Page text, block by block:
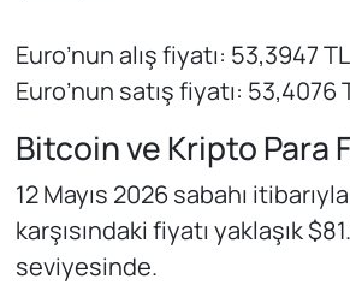
Euro’nun alış fiyatı: 53,3947 TL
Euro’nun satış fiyatı: 53,4076
Bitcoin ve Kripto Para
12 Mayıs 2026 sabahı
karşısındaki fiyatı yaklaşık
seviyesinde.